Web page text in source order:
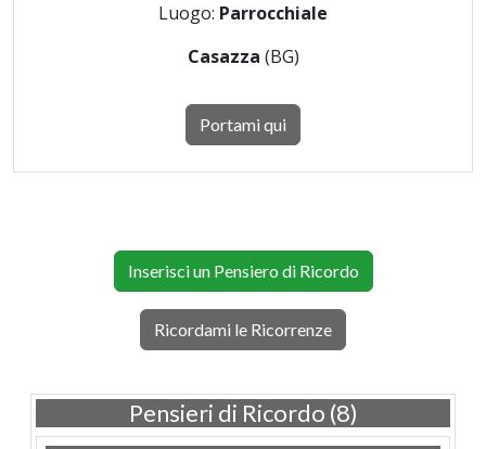
Luogo: Parrocchiale
Casazza (BG)
Portami qui
Inserisci un Pensiero di Ricordo
Ricordami le Ricorrenze
Pensieri di Ricordo (8)